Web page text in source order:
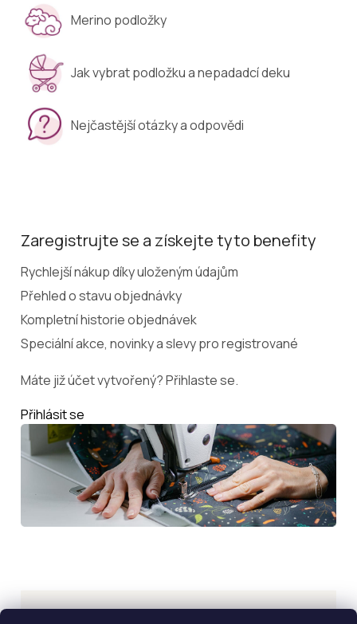
Merino podložky
Jak vybrat podložku a nepadadcí deku
Nejčastější otázky a odpovědi
Zaregistrujte se a získejte tyto benefity
Rychlejší nákup díky uloženým údajům
Přehled o stavu objednávky
Kompletní historie objednávek
Speciální akce, novinky a slevy pro registrované
Máte již účet vytvořený? Přihlaste se.
Přihlásit se